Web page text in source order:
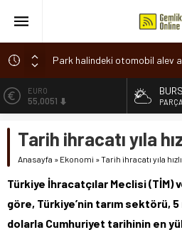
Park halindeki otomobil alev
Osmangazi’de baharın müjdesi
7 aylık hamileyken evden çıktı,
Romanya’da Hıdırellez
ALTIN
6.584,66
13.889,75
DOLAR
55,0051
Tarih ihracatı yıla
Anasayfa » Ekonomi »Tarih ihracatı yıla
Türkiye İhracatçılar Meclisi (TİM)
göre, Türkiye’nin tarım sektörü,
dolarla Cumhuriyet tarihinin en